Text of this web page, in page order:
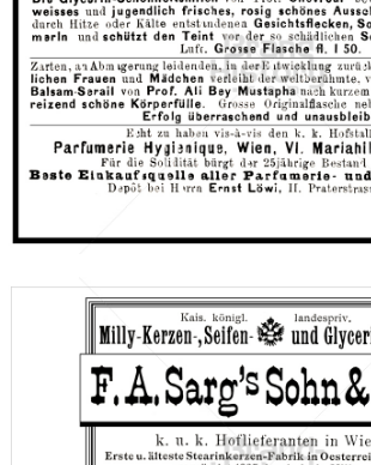
Parfumerie Hygienique,
Parfumerie Hygienique, Wien